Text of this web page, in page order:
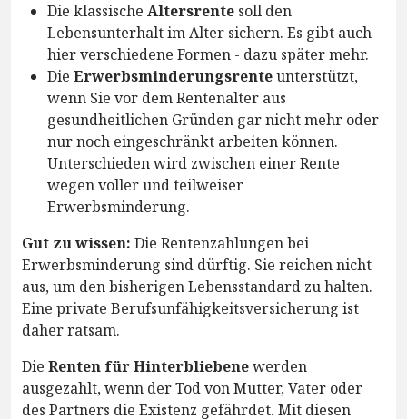
Die klassische Altersrente soll den
Lebensunterhalt im Alter sichern. Es gibt auch
hier verschiedene Formen - dazu später mehr.
Die Erwerbsminderungsrenteunterstützt,
wenn Sie vor dem Rentenalter aus
gesundheitlichen Gründen gar nicht mehr oder
nur noch eingeschränkt arbeiten können.
Unterschieden wird zwischen einer Rente
wegen voller und teilweiser
Erwerbsminderung.
Gut zu wissen: Die Rentenzahlungen bei
Erwerbsminderung sind dürftig. Sie reichen nicht
aus, um den bisherigen Lebensstandard zu halten.
Eine private Berufsunfähigkeitsversicherung ist
daher ratsam.
Die Renten für Hinterbliebenewerden
ausgezahlt, wenn der Tod von Mutter, Vater oder
des Partners die Existenz gefährdet. Mit diesen